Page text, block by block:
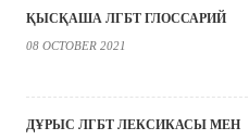
ҚЫСҚАША ЛГБТ ГЛОССАРИЙ
08 OCTOBER 2021
ДҰРЫС ЛГБТ ЛЕКСИКАСЫ МЕН